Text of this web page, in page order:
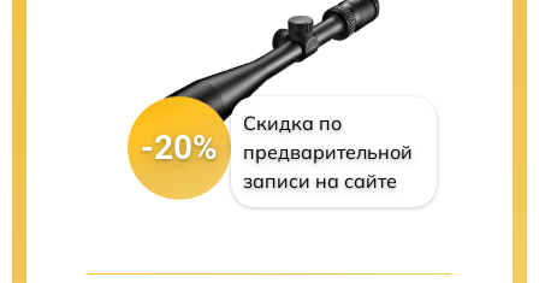
-20%
Скидка по
предварительной
записи на сайте